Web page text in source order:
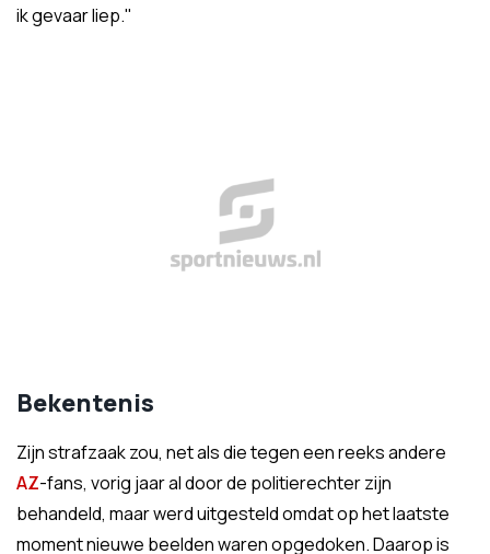
ik gevaar liep."
Bekentenis
Zijn strafzaak zou, net als die tegen een reeks andere
AZ-fans, vorig jaar al door de politierechter zijn
behandeld, maar werd uitgesteld omdat op het laatste
moment nieuwe beelden waren opgedoken. Daarop is